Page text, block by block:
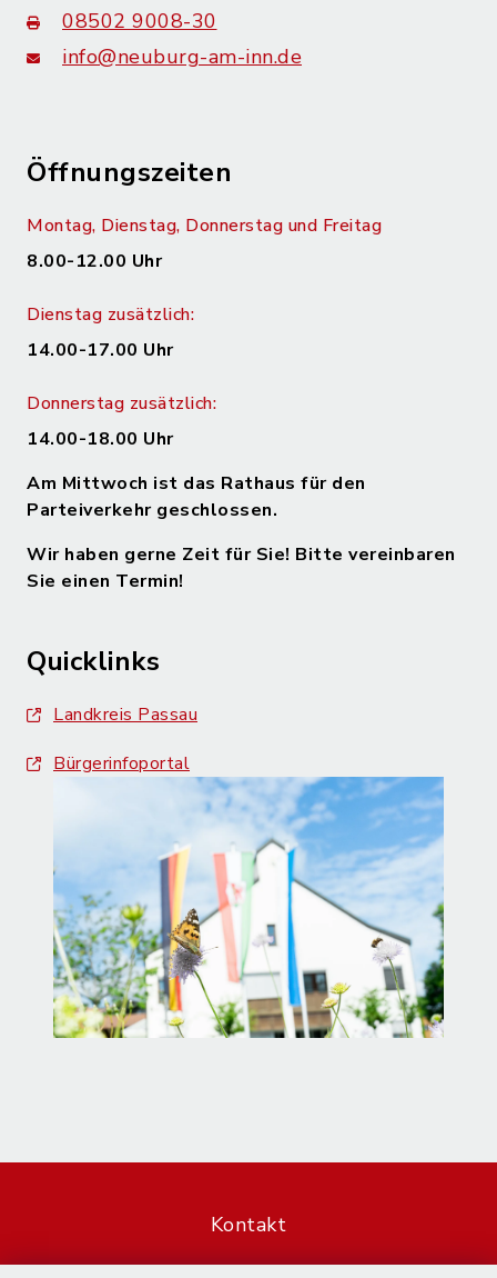
08502 9008-30
info@neuburg-am-inn.de
Öffnungszeiten
Montag, Dienstag, Donnerstag und Freitag
8.00-12.00 Uhr
Dienstag zusätzlich:
14.00-17.00 Uhr
Donnerstag zusätzlich:
14.00-18.00 Uhr
Am Mittwoch ist das Rathaus für den
Parteiverkehr geschlossen.
Wir haben gerne Zeit für Sie! Bitte vereinbaren
Sie einen Termin!
Quicklinks
Landkreis Passau
Bürgerinfoportal
Kontakt